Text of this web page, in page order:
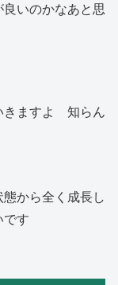
いのかなあと思
きますよ 知らん
から全く成長し
す